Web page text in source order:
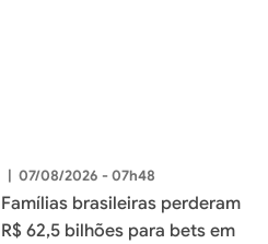
| 07/08/2026 - 07h48
Famílias brasileiras perderam
R$ 62,5 bilhões para bets em